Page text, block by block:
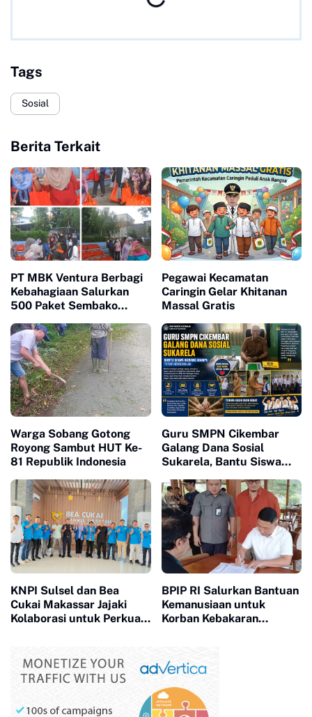
Tags
Sosial
Berita Terkait
PT MBK Ventura Berbagi
Kebahagiaan Salurkan
500 Paket Sembako
Pegawai Kecamatan
Caringin Gelar Khitanan
Massal Gratis
Warga Sobang Gotong
Royong Sambut HUT Ke-
81 Republik Indonesia
Guru SMPN Cikembar
Galang Dana Sosial
Sukarela, Bantu Siswa
Bersekolah
KNPI Sulsel dan Bea
Cukai Makassar Jajaki
Kolaborasi untuk Perkuat
BPIP RI Salurkan Bantuan
Kemanusiaan untuk
Korban Kebakaran